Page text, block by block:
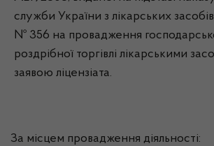
служби України з лікарських засобів
№ 356 на провадження
роздрібної торгівлі лікарськими
заявою ліцензіата.
За місцем провадження діяльності: